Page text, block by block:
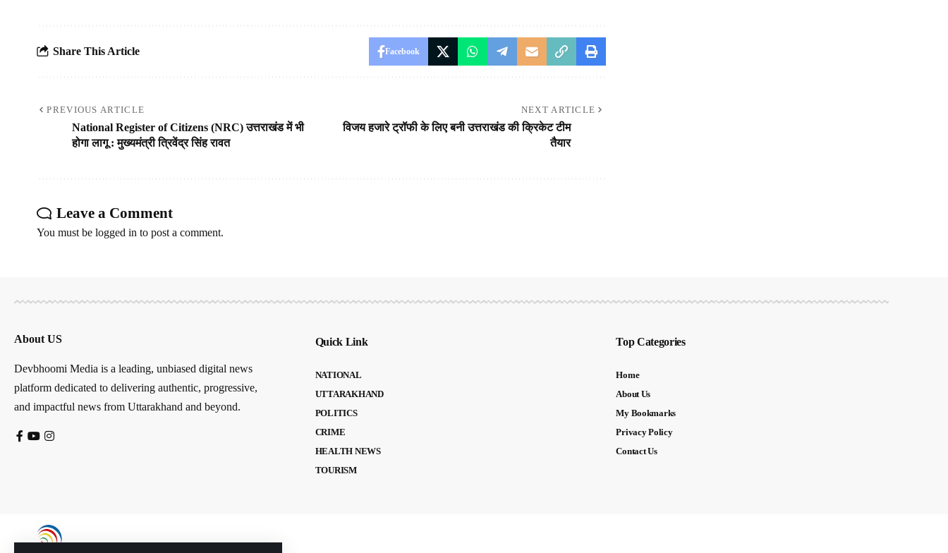
Share This Article Facebook
PREVIOUS ARTICLE
National Register of Citizens (NRC) उत्तराखंड में भी
होगा लागू : मुख्यमंत्री त्रिवेंद्र सिंह रावत
NEXT ARTICLE
विजय हजारे ट्रॉफी के लिए बनी उत्तराखंड की क्रिकेट टीम
तैयार
Leave a Comment
You must be logged in to post a comment.
About US
Devbhoomi Media is a leading, unbiased digital news
platform dedicated to delivering authentic, progressive,
and impactful news from Uttarakhand and beyond.
Quick Link
NATIONAL
UTTARAKHAND
POLITICS
CRIME
HEALTH NEWS
TOURISM
Top Categories
Home
About Us
My Bookmarks
Privacy Policy
Contact Us